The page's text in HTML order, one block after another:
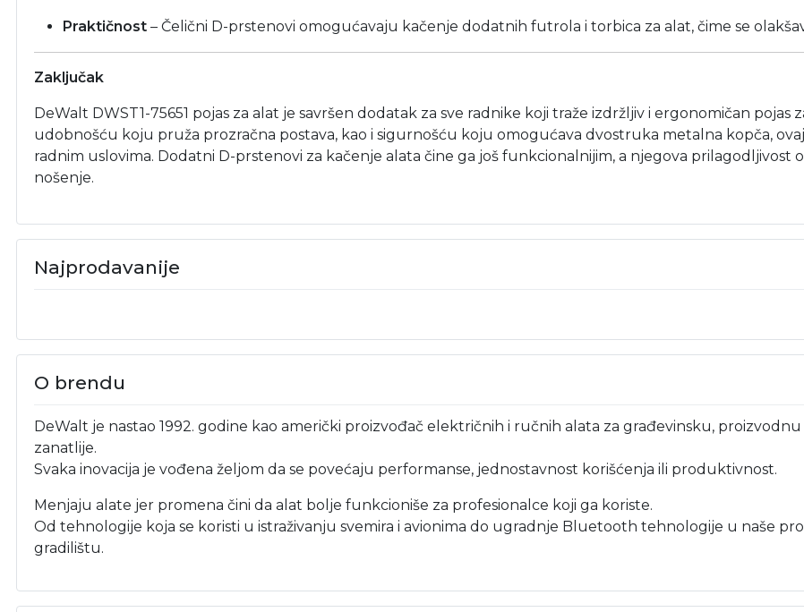
Praktičnost – Čelični D-prstenovi omogućavaju kačenje dodatnih futrola i torbica za alat, čime se
Zaključak
DeWalt DWST1-75651 pojas za alat je savršen dodatak za sve radnike koji traže izdržljiv i ergonomičan pojas
udobnošću koju pruža prozračna postava, kao i sigurnošću koju omogućava dvostruka metalna kopča,
radnim uslovima. Dodatni D-prstenovi za kačenje alata čine ga još funkcionalnijim, a njegova
nošenje.
Najprodavanije
O brendu
DeWalt je nastao 1992. godine kao američki proizvođač električnih i ručnih alata za građevinsku,
zanatlije.
Svaka inovacija je vođena željom da se povećaju performanse, jednostavnost korišćenja ili produktivnost.
Menjaju alate jer promena čini da alat bolje funkcioniše za profesionalce koji ga koriste.
Od tehnologije koja se koristi u istraživanju svemira i avionima do ugradnje Bluetooth tehnologije u naše
gradilištu.